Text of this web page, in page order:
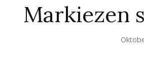
Markiezen